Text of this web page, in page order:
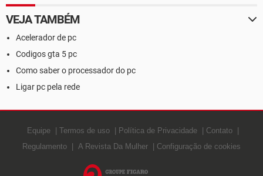
VEJA TAMBÉM
Acelerador de pc
Codigos gta 5 pc
Como saber o processador do pc
Ligar pc pela rede
Equipe Termos de uso Política de Privacidade
Contato
Regulamento
A Revista Da Mulher Configuração de cookies